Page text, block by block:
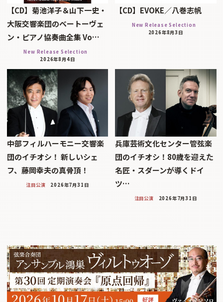
【CD】菊池洋子＆山下一史・
大阪交響楽団のベートーヴェ
ン・ピアノ協奏曲全集 Vo…
New Release Selection
2026年8月4日
【CD】EVOKE／八巻志帆
New Release Selection
2026年8月3日
中部フィルハーモニー交響楽
団のイチオシ！ 新しいシェ
フ、藤岡幸夫の真骨頂！
注目公演 2026年7月31日
兵庫芸術文化センター管弦楽
団のイチオシ！80歳を迎えた
名匠・スダーンが導くドイ
ツ…
注目公演 2026年7月31日